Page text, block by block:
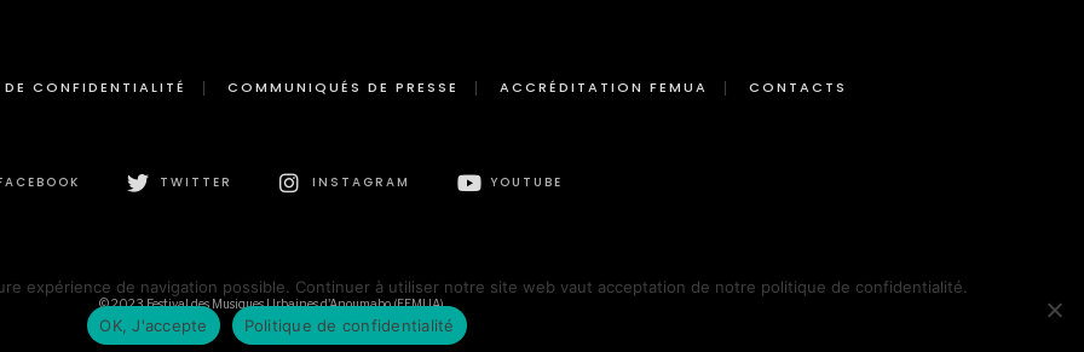
CONFIDENTIALITÉ COMMUNIQUÉS DE PRESSE ACCRÉDITATION FEMUA CONTACTS
TWITTER INSTAGRAM YOUTUBE
© 2023 Festival des Musiques Urbaines d'Anoumabo (FEMUA)
expérience de navigation possible. Continuer à utiliser notre site web vaut acceptation de notre politique de confidentialité.
OK, J'accepte
Politique de confidentialité